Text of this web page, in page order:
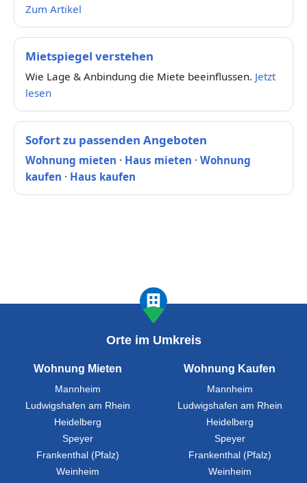
Zum Artikel
Mietspiegel verstehen
Wie Lage & Anbindung die Miete beeinflussen. Jetzt
lesen
Sofort zu passenden Angeboten
Wohnung mieten · Haus mieten · Wohnung
kaufen · Haus kaufen
Orte im Umkreis
Wohnung Mieten
Mannheim
Ludwigshafen am Rhein
Heidelberg
Speyer
Frankenthal (Pfalz)
Weinheim
Wohnung Kaufen
Mannheim
Ludwigshafen am Rhein
Heidelberg
Speyer
Frankenthal (Pfalz)
Weinheim